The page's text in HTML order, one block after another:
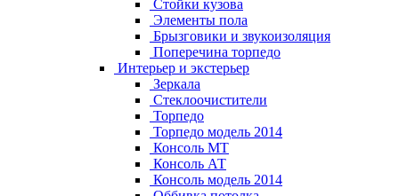
Стойки кузова
Элементы пола
Брызговики и звукоизоляция
Поперечина торпедо
Интерьер и экстерьер
Зеркала
Стеклоочистители
Торпедо
Торпедо модель 2014
Консоль МТ
Консоль АТ
Консоль модель 2014